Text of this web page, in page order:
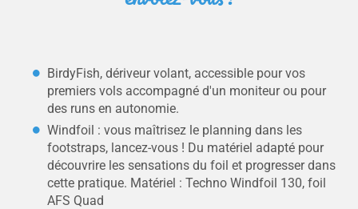
BirdyFish, dériveur volant, accessible pour vos
premiers vols accompagné d'un moniteur ou pour
des runs en autonomie.
Windfoil : vous maîtrisez le planning dans les
footstraps, lancez-vous ! Du matériel adapté pour
découvrire les sensations du foil et progresser dans
cette pratique. Matériel : Techno Windfoil 130, foil
AFS Quad